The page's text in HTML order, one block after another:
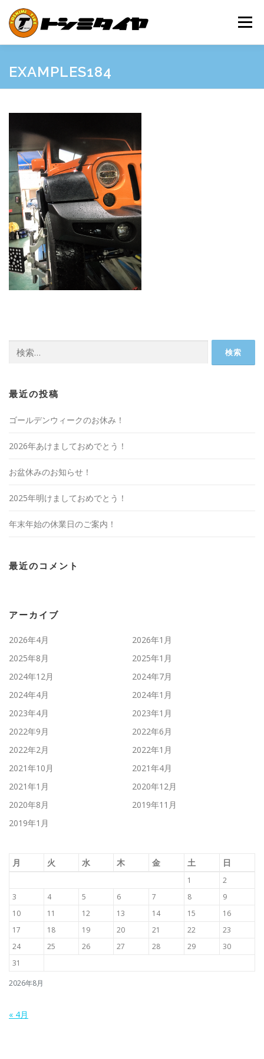
キ
メニュー
HOME MAINTENANCE
SHOP GUIDE BLOG INQUIRY
INFORMATION SNS FRIEND’S SITE
EXAMPLES184
索:
最近の投稿
ゴールデンウィークのお休み！
2026年あけましておめでとう！
お盆休みのお知らせ！
2025年明けましておめでとう！
年末年始の休業日のご案内！
最近のコメント
アーカイブ
2026年4月
2026年1月
2025年8月
2025年1月
2024年12月
2024年7月
2024年4月
2024年1月
2023年4月
2023年1月
2022年9月
2022年6月
2022年2月
2022年1月
2021年10月
2021年4月
2021年1月
2020年12月
2020年8月
2019年11月
2019年1月
2026年8月
月 火 水 木 金 土 日
1
2
3
4 5 6 7 8
9
10
11 12 13 14 15
16
17
18 19 20 21 22
23
24
25 26 27 28 29
30
31
« 4月